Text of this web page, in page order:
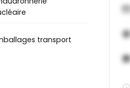
transport